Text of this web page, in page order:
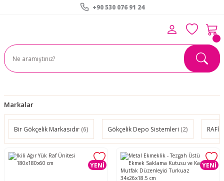
+90 530 076 91 24
Markalar
Bir Gökçelik Markasıdır (6) Gökçelik Depo Sistemleri (2)
YENİ YENİ